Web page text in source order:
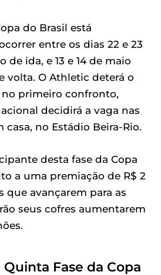
do Brasil está
entre os dias 22 e 23
de ida, e 13 e 14 de maio
volta. O Athletic deterá o
primeiro confronto,
decidirá a vaga nas
casa, no Estádio Beira-Rio.
desta fase da Copa
a uma premiação de R$ 2
que avançarem para as
seus cofres aumentarem
Fase da Copa